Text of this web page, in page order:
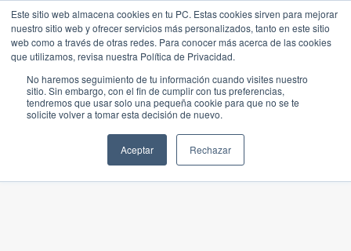
Este sitio web almacena cookies en tu PC. Estas cookies sirven para mejorar
nuestro sitio web y ofrecer servicios más personalizados, tanto en este sitio
web como a través de otras redes. Para conocer más acerca de las cookies
que utilizamos, revisa nuestra Política de Privacidad.
No haremos seguimiento de tu información cuando visites nuestro
sitio. Sin embargo, con el fin de cumplir con tus preferencias,
tendremos que usar solo una pequeña cookie para que no se te
solicite volver a tomar esta decisión de nuevo.
Aceptar Rechazar